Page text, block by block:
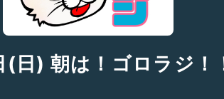
日) 朝は！ゴロラジ！